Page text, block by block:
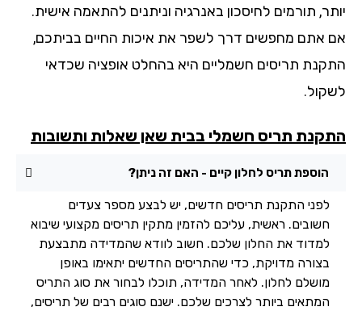
תורמים לחיסכון באנרגיה וניתנים להתאמה אישית.
אתם מחפשים דרך לשפר את איכות החיים בביתכם,
תריסים חשמליים היא בהחלט אופציה שכדאי
תריס חשמלי בבית שאן שאלות ותשובות
הוספת תריס לחלון קיים - האם זה ניתן?
לפני התקנת תריסים חדשים, יש לבצע מספר צעדים
חשובים. ראשית, עליכם להזמין מתקין תריסים מקצועי שיבוא
למדוד את החלון שלכם. חשוב לוודא שהמדידה מתבצעת
בצורה מדויקת, כדי שהתריסים החדשים יתאימו באופן
מושלם לחלון. לאחר המדידה, תוכלו לבחור את סוג התריס
המתאים ביותר לצרכים שלכם. ישנם סוגים רבים של תריסים,